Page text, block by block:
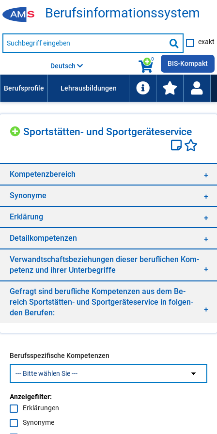
Be­rufs­in­for­ma­ti­ons­sys­tem
Suche
nach
Suche
starten
exakt
0
Deutsch BIS-Kompakt
Sport­stät­ten- und Sport­ge­rä­te­ser­vice
Kom­pe­tenz­be­reich
Syn­ony­me
Er­klä­rung
De­tail­kom­pe­ten­zen
Ver­wandt­schafts­be­zie­hun­gen die­ser be­ruf­li­chen Kom­
pe­tenz und ih­rer Un­ter­be­grif­fe
Ge­fragt sind be­ruf­li­che Kom­pe­ten­zen aus dem Be­
reich Sport­stät­ten- und Sport­ge­rä­te­ser­vice in fol­gen­
den Be­ru­fen:
Berufsspezifische Kompetenzen
Anzeigefilter:
Erklärungen
Synonyme